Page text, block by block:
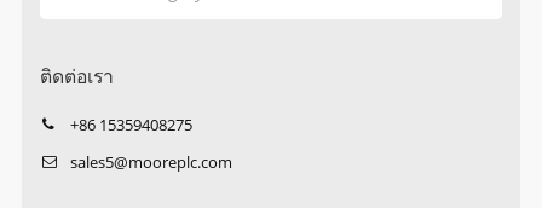
ติดต่อเรา
+86 15359408275
sales5@mooreplc.com